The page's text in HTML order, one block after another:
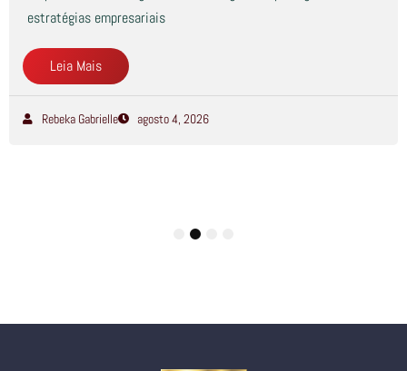
estratégias empresariais
Leia Mais
Rebeka Gabrielle agosto 4, 2026